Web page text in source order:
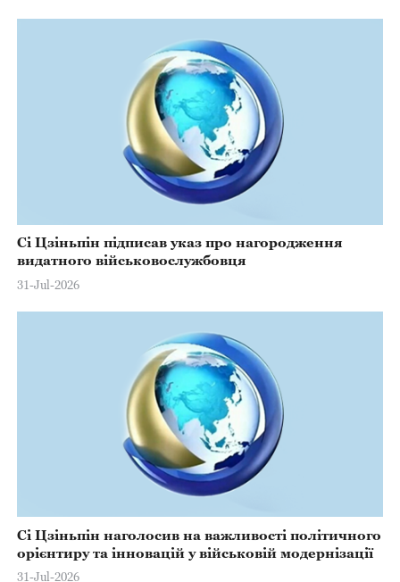
Сі Цзіньпін підписав указ про нагородження
видатного військовослужбовця
31-Jul-2026
Сі Цзіньпін наголосив на важливості політичного
орієнтиру та інновацій у військовій модернізації
31-Jul-2026